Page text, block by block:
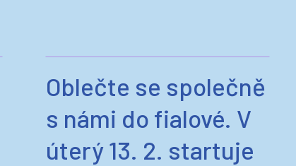
Oblečte se společně
s námi do fialové. V
úterý 13. 2. startuje